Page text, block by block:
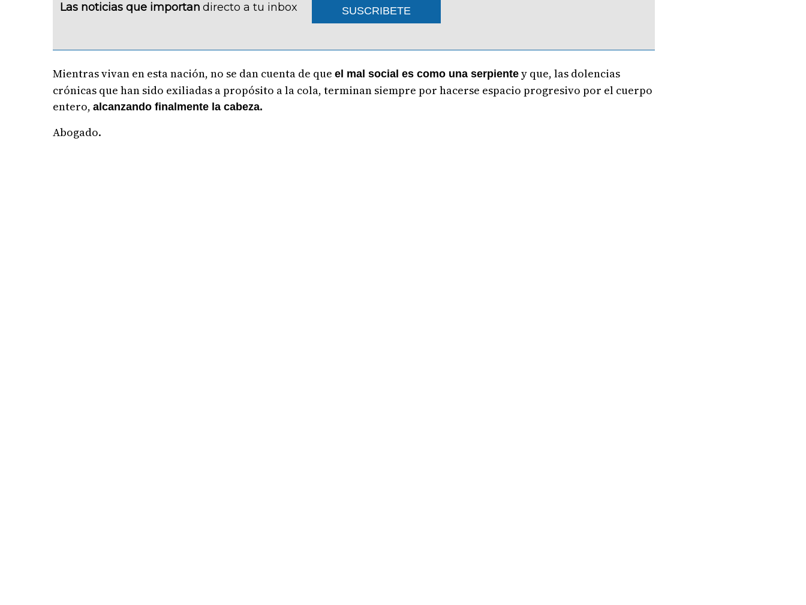
Las noticias que importan directo a tu inbox SUSCRIBETE
Mientras vivan en esta nación, no se dan cuenta de queel mal social es como una serpiente y que, las dolencias
crónicas que han sido exiliadas a propósito a la cola, terminan siempre por hacerse espacio progresivo por el cuerpo
entero,alcanzando finalmente la cabeza.
Abogado.